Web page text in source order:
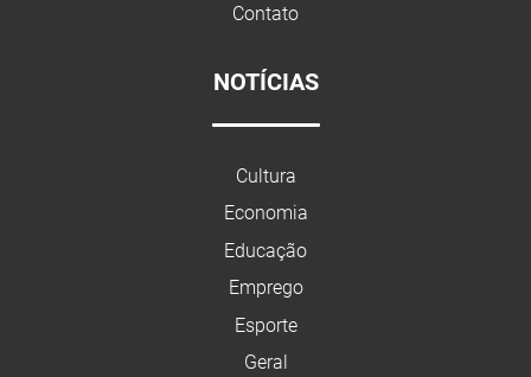
Contato
NOTÍCIAS
Cultura
Economia
Educação
Emprego
Esporte
Geral